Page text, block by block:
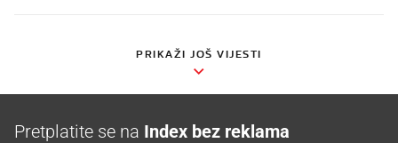
PRIKAŽI JOŠ VIJESTI
Pretplatite se na Index bez reklama